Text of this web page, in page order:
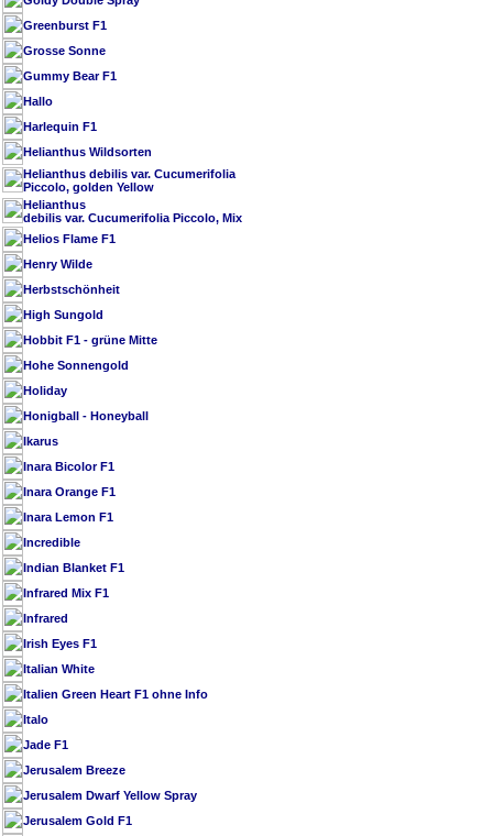
Greenburst F1
Grosse Sonne
Gummy Bear F1
Hallo
Harlequin F1
Helianthus Wildsorten
Helianthus debilis var. Cucumerifolia
Piccolo, golden Yellow
Helianthus
debilis var. Cucumerifolia Piccolo, Mix
Helios Flame F1
Henry Wilde
Herbstschönheit
High Sungold
Hobbit F1 - grüne Mitte
Hohe Sonnengold
Holiday
Honigball - Honeyball
Ikarus
Inara Bicolor F1
Inara Orange F1
Inara Lemon F1
Incredible
Indian Blanket F1
Infrared Mix F1
Infrared
Irish Eyes F1
Italian White
Italien Green Heart F1 ohne Info
Italo
Jade F1
Jerusalem Breeze
Jerusalem Dwarf Yellow Spray
Jerusalem Gold F1